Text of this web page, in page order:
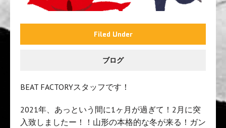
Filed Under
ブログ
BEAT FACTORYスタッフです！
2021年、あっという間に1ヶ月が過ぎて！2月に突
入致しましたー！！山形の本格的な冬が来る！ガン